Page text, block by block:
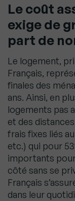
Le coût
exige de
part de
Le logement,
Français,
finales des
ans. Ainsi, en
logements pas
et des
frais fixes liés
etc.) qui pour
importants
côté sans se
Français
dans leur